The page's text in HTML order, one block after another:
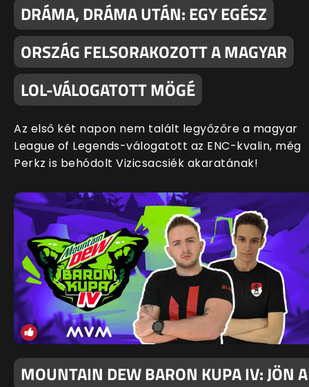
DRÁMA, DRÁMA UTÁN: EGY EGÉSZ
ORSZÁG FELSORAKOZOTT A MAGYAR
LOL-VÁLOGATOTT MÖGÉ
Az első két napon nem talált legyőzőre a magyar
League of Legends-válogatott az ENC-kvalin, még
Perkz is behódolt Vizicsacsiék akaratának!
MOUNTAIN DEW BARON KUPA IV: JÖN A